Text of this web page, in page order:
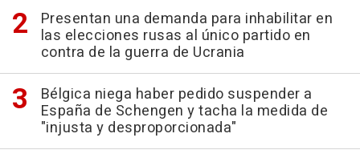
Presentan una demanda para inhabilitar en
las elecciones rusas al único partido en
contra de la guerra de Ucrania
Bélgica niega haber pedido suspender a
España de Schengen y tacha la medida de
"injusta y desproporcionada"